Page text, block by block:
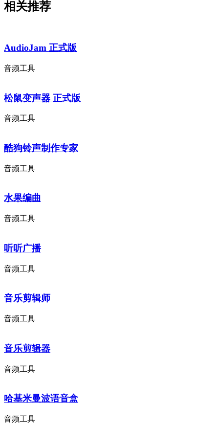
相关推荐
AudioJam 正式版
音频工具
松鼠变声器 正式版
音频工具
酷狗铃声制作专家
音频工具
水果编曲
音频工具
听听广播
音频工具
音乐剪辑师
音频工具
音乐剪辑器
音频工具
哈基米曼波语音盒
音频工具